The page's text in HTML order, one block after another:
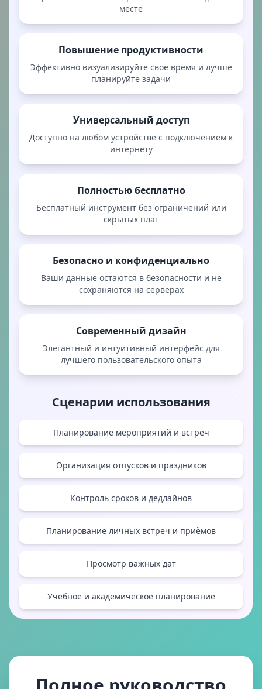
месте
Повышение продуктивности
Эффективно визуализируйте своё время и лучше
планируйте задачи
Универсальный доступ
Доступно на любом устройстве с подключением к
интернету
Полностью бесплатно
Бесплатный инструмент без ограничений или
скрытых плат
Безопасно и конфиденциально
Ваши данные остаются в безопасности и не
сохраняются на серверах
Современный дизайн
Элегантный и интуитивный интерфейс для
лучшего пользовательского опыта
Сценарии использования
Планирование мероприятий и встреч
Организация отпусков и праздников
Контроль сроков и дедлайнов
Планирование личных встреч и приёмов
Просмотр важных дат
Учебное и академическое планирование